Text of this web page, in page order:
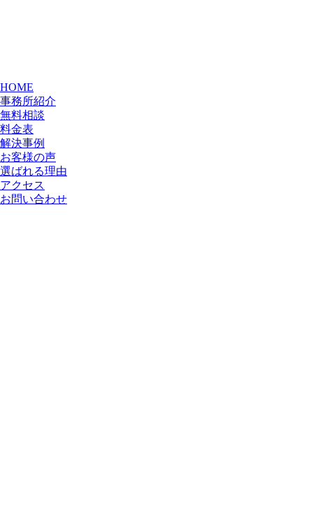
HOME
事務所紹介
無料相談
料金表
解決事例
お客様の声
選ばれる理由
アクセス
お問い合わせ